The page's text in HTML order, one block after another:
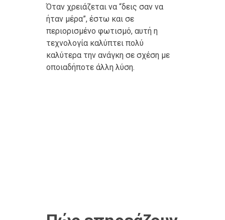
Όταν χρειάζεται να “δεις σαν να
ήταν μέρα”, έστω και σε
περιορισμένο φωτισμό, αυτή η
τεχνολογία καλύπτει πολύ
καλύτερα την ανάγκη σε σχέση με
οποιαδήποτε άλλη λύση.